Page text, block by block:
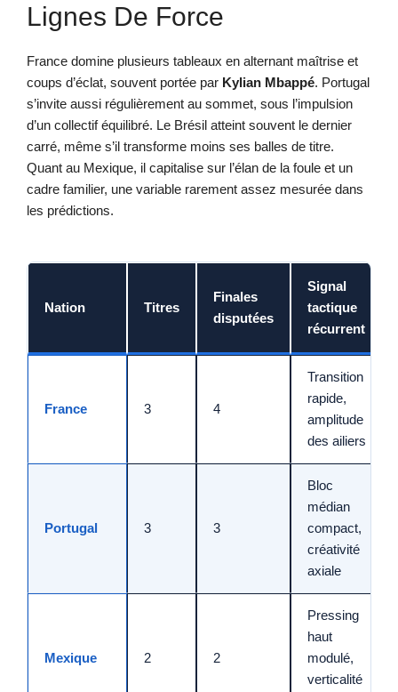
Lignes De Force
France domine plusieurs tableaux en alternant maîtrise et
coups d’éclat, souvent portée par Kylian Mbappé. Portugal
s’invite aussi régulièrement au sommet, sous l’impulsion
d’un collectif équilibré. Le Brésil atteint souvent le dernier
carré, même s’il transforme moins ses balles de titre.
Quant au Mexique, il capitalise sur l’élan de la foule et un
cadre familier, une variable rarement assez mesurée dans
les prédictions.
Nation Titres
Finales
disputées
Signal
tactique
récurrent
France 3 4
Transition
rapide,
amplitude
des ailiers
Portugal 3 3
Bloc
médian
compact,
créativité
axiale
Mexique 2 2
Pressing
haut
modulé,
verticalité